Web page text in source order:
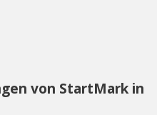
von StartMark in